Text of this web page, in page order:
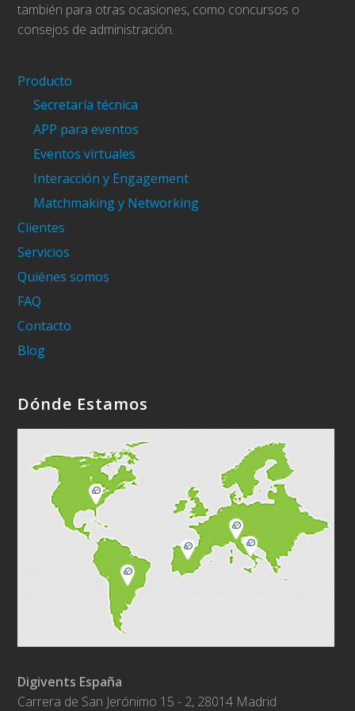
también para otras ocasiones, como concursos o
consejos de administración.
Producto
Secretaría técnica
APP para eventos
Eventos virtuales
Interacción y Engagement
Matchmaking y Networking
Clientes
Servicios
Quiénes somos
FAQ
Contacto
Blog
Dónde Estamos
Digivents España
Carrera de San Jerónimo 15 - 2, 28014 Madrid